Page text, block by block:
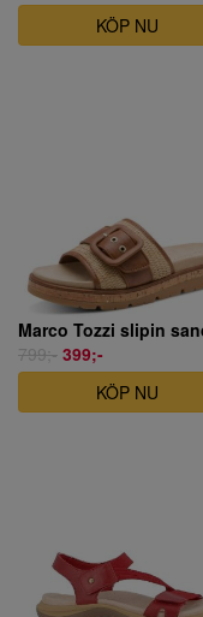
KÖP NU
799;- 399;-
KÖP NU